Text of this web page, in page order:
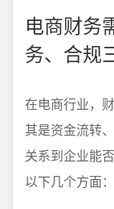
电商财务
务、合规
在电商行业，
其是资金流转
关系到企业能
以下几个方面：